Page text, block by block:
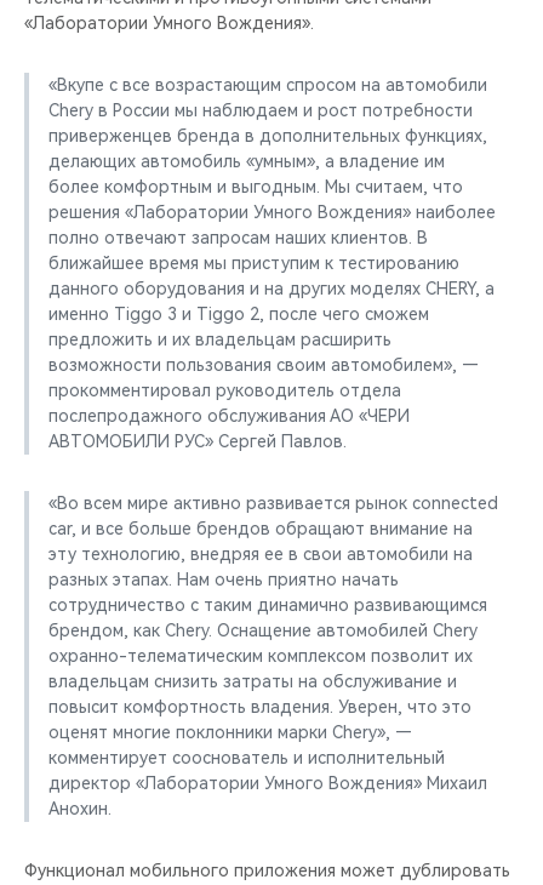
«Лаборатории Умного Вождения».
«Вкупе с все возрастающим спросом на автомобили
Chery в России мы наблюдаем и рост потребности
приверженцев бренда в дополнительных функциях,
делающих автомобиль «умным», а владение им
более комфортным и выгодным. Мы считаем, что
решения «Лаборатории Умного Вождения» наиболее
полно отвечают запросам наших клиентов. В
ближайшее время мы приступим к тестированию
данного оборудования и на других моделях CHERY, а
именно Tiggo 3 и Tiggo 2, после чего сможем
предложить и их владельцам расширить
возможности пользования своим автомобилем», —
прокомментировал руководитель отдела
послепродажного обслуживания АО «ЧЕРИ
АВТОМОБИЛИ РУС» Сергей Павлов.
«Во всем мире активно развивается рынок connected
car, и все больше брендов обращают внимание на
эту технологию, внедряя ее в свои автомобили на
разных этапах. Нам очень приятно начать
сотрудничество с таким динамично развивающимся
брендом, как Chery. Оснащение автомобилей Chery
oхранно-телематическим комплексом позволит их
владельцам снизить затраты на обслуживание и
повысит комфортность владения. Уверен, что это
оценят многие поклонники марки Chery», —
комментирует сооснователь и исполнительный
директор «Лаборатории Умного Вождения» Михаил
Анохин.
Функционал мобильного приложения может дублировать